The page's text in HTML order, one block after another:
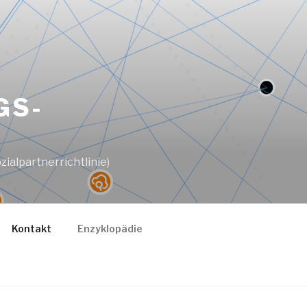
Kontakt Enzyklopädie